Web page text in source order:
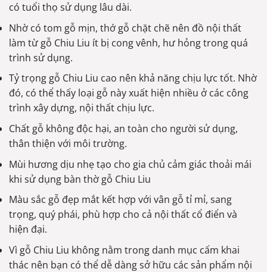
có tuổi thọ sử dụng lâu dài.
Nhờ có tom gỗ mịn, thớ gỗ chặt chẽ nên đồ nội thất
làm từ gỗ Chiu Liu ít bị cong vênh, hư hỏng trong quá
trình sử dụng.
Tỷ trọng gỗ Chiu Liu cao nên khả năng chịu lực tốt. Nhờ
đó, có thể thấy loại gỗ này xuất hiện nhiều ở các công
trình xây dựng, nội thất chịu lực.
Chất gỗ không độc hại, an toàn cho người sử dụng,
thân thiện với môi trường.
Mùi hương dịu nhẹ tạo cho gia chủ cảm giác thoải mái
khi sử dụng bàn thờ gỗ Chiu Liu
Màu sắc gỗ đẹp mắt kết hợp với vân gỗ tỉ mỉ, sang
trọng, quý phái, phù hợp cho cả nội thất cổ điển và
hiện đại.
Vì gỗ Chiu Liu không nằm trong danh mục cấm khai
thác nên bạn có thể dễ dàng sở hữu các sản phẩm nội